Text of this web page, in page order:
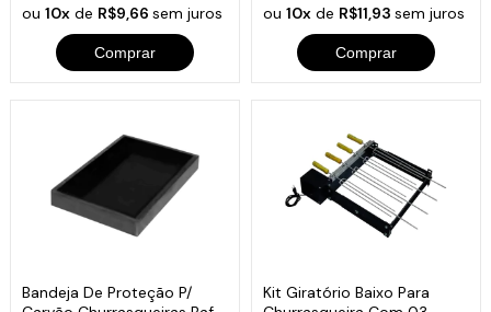
ou10x de R$9,66sem juros
Comprar
ou 10xde R$11,93 sem juros
Comprar
Bandeja De Proteção P/
Kit Giratório Baixo Para